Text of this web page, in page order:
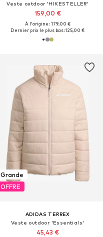
Veste outdoor 'HIKESTELLER'
159,00 €
À l'origine : 179,00 €
Dernier prix le plus bas :125,00 €
Grande
OFFRE
ADIDAS TERREX
Veste outdoor 'Essentials'
45,43 €